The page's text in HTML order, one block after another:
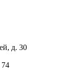
д. 30